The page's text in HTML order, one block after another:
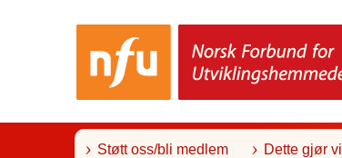
o
Støtt oss/bli medlem Dette gjør vi